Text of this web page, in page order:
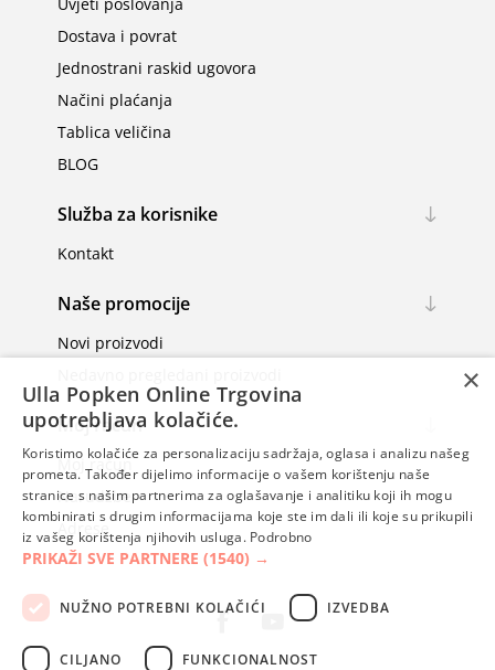
Dostava i povrat
Jednostrani raskid ugovora
Načini plaćanja
Tablica veličina
BLOG
Služba za korisnike
Kontakt
Naše promocije
Novi proizvodi
Moj račun
Moj račun
Narudžbe
Adrese
×
Ulla Popken Online Trgovina
upotrebljava kolačiće.
Koristimo kolačiće za personalizaciju sadržaja, oglasa i analizu našeg
prometa. Također dijelimo informacije o vašem korištenju naše
stranice s našim partnerima za oglašavanje i analitiku koji ih mogu
kombinirati s drugim informacijama koje ste im dali ili koje su prikupili
iz vašeg korištenja njihovih usluga. Podrobno
PRIKAŽI SVE PARTNERE (1540) →
NUŽNO POTREBNI KOLAČIĆI IZVEDBA
CILJANO FUNKCIONALNOST